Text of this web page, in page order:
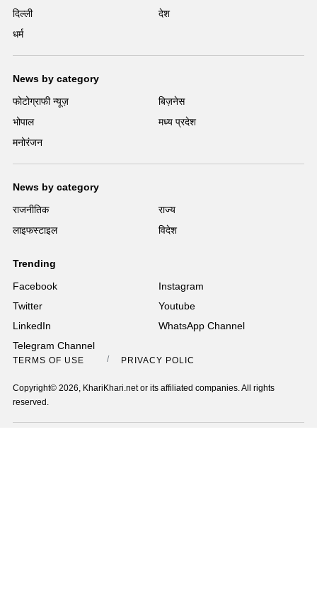
दिल्ली
देश
धर्म
News by category
फोटोग्राफी न्यूज़
बिज़नेस
भोपाल
मध्य प्रदेश
मनोरंजन
News by category
राजनीतिक
राज्य
लाइफस्टाइल
विदेश
Trending
Facebook
Instagram
Twitter
Youtube
LinkedIn
WhatsApp Channel
Telegram Channel
TERMS OF USE PRIVACY POLICY
Copyright© 2026, KhariKhari.net or its affiliated companies. All rights
reserved.